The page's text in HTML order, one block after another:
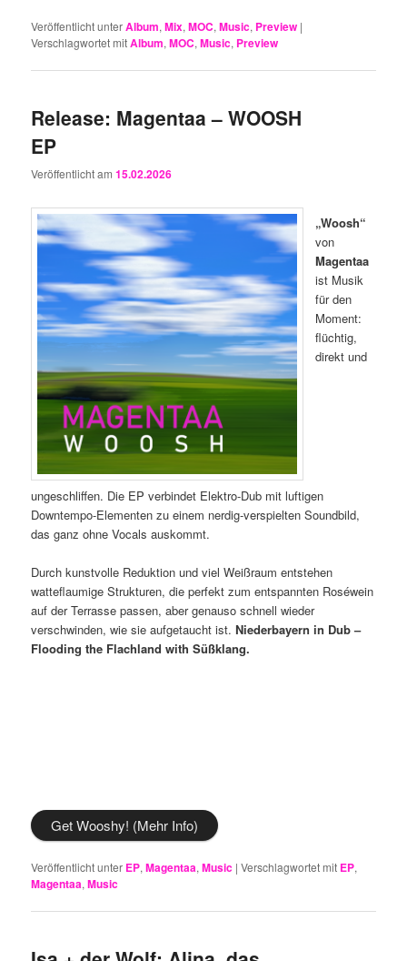
Veröffentlicht unterAlbum,Mix,MOC,Music, Preview |
Verschlagwortet mitAlbum,MOC,Music, Preview
Release: Magentaa – WOOSH
EP
Veröffentlicht am15.02.2026
„Woosh“
von
Magentaa
ist Musik
für den
Moment:
flüchtig,
direkt und
ungeschliffen. Die EP verbindet Elektro-Dub mit luftigen
Downtempo-Elementen zu einem nerdig-verspielten Soundbild,
das ganz ohne Vocals auskommt.
Durch kunstvolle Reduktion und viel Weißraum entstehen
watteflaumige Strukturen, die perfekt zum entspannten Roséwein
auf der Terrasse passen, aber genauso schnell wieder
verschwinden, wie sie aufgetaucht ist.Niederbayern in Dub –
Flooding the Flachland with Süßklang.
Get Wooshy! (Mehr Info)
Veröffentlicht unter EP,Magentaa,Music |Verschlagwortet mit EP,
Magentaa,Music